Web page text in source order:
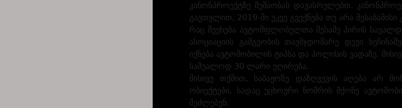
კანონპროექტზე მუშაობას დავასრულებთ.
გავთვლით, 2019-ში უკვე გვექნება თუ არა შესაბამისი
რაც შეეხება ავტომფლობელთა მესამე პირის
ასოციაციის გამგეობის თავმჯდომარე დევი
იქნება ავტომობილის ტიპსა და პოლისის ვადაზე.
საშუალოდ 30 ლარი ეღირება.
მისივე თქმით, საბაჟოზე დაზღვევის აღება არ
ობიექტები, სადაც უცხოური ნომრის მქონე
შეძლებენ.